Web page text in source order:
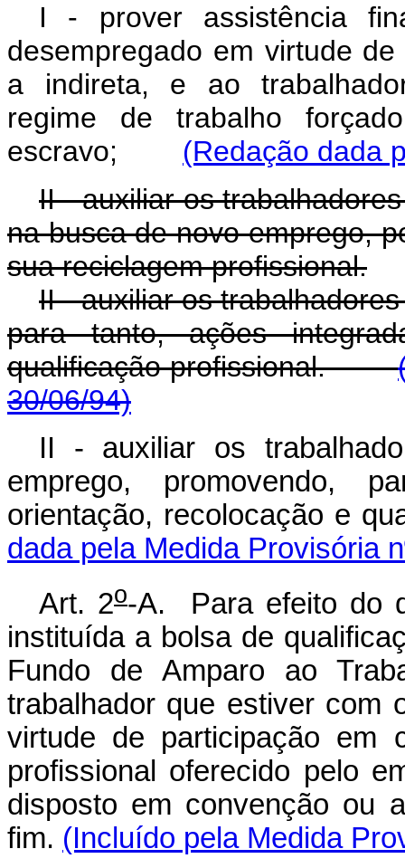
I - prover assistência
desempregado em virtude
a indireta, e ao
regime de trabalho
escravo; (Redação dada
II - auxiliar os
na busca de novo emprego,
sua reciclagem profissional.
II - auxiliar os
para tanto, ações
qualificação profissional.
30/06/94)
II - auxiliar os
emprego, promovendo,
orientação, recolocação e
dada pela Medida Provisória
Art. 2o-A. Para efeito do
instituída a bolsa de
Fundo de Amparo ao
trabalhador que estiver com
virtude de participação em
profissional oferecido pelo
disposto em convenção ou
fim. (Incluído pela Medida